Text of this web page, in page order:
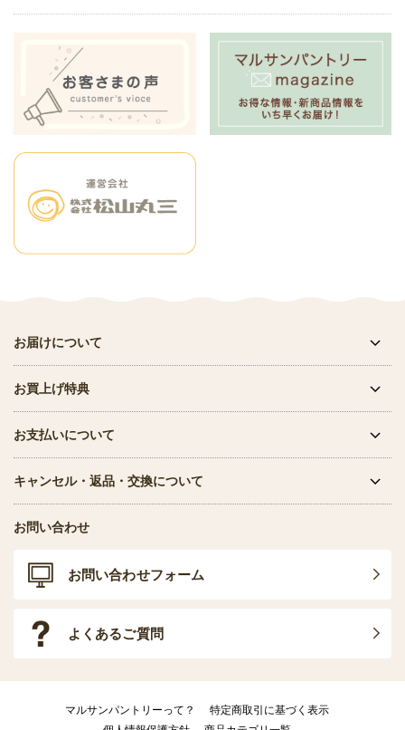
お届けについて
お買上げ特典
お支払いについて
キャンセル・返品・交換について
お問い合わせ
お問い合わせフォーム
よくあるご質問
マルサンパントリーって？
特定商取引に基づく表示